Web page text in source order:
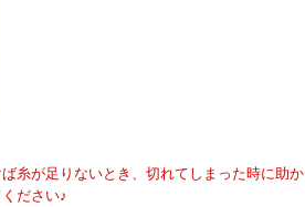
糸が足りないとき、切れてしまった時に助か
ださい♪